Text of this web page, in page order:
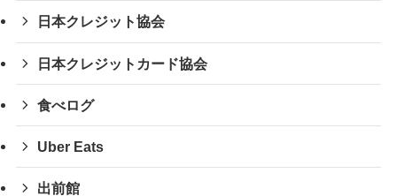
日本クレジット協会
日本クレジットカード協会
食べログ
Uber Eats
出前館